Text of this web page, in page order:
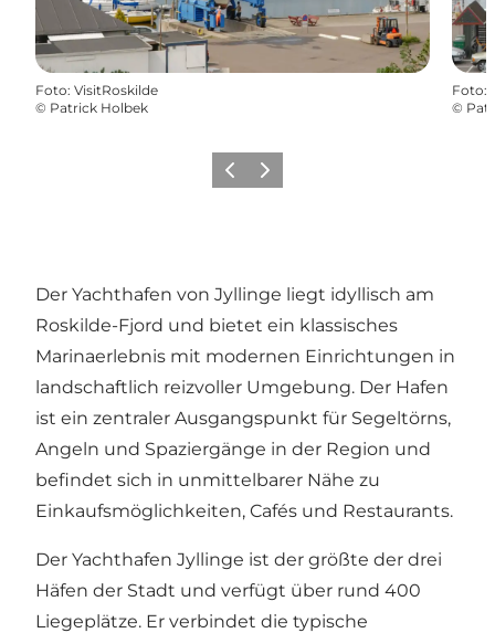
Foto: VisitRoskilde
© Patrick Holbek
Foto:
©
ZurückWeiter
Der Yachthafen von Jyllinge liegt idyllisch am
Roskilde-Fjord und bietet ein klassisches
Marinaerlebnis mit modernen Einrichtungen in
landschaftlich reizvoller Umgebung. Der Hafen
ist ein zentraler Ausgangspunkt für Segeltörns,
Angeln und Spaziergänge in der Region und
befindet sich in unmittelbarer Nähe zu
Einkaufsmöglichkeiten, Cafés und Restaurants.
Der Yachthafen Jyllinge ist der größte der drei
Häfen der Stadt und verfügt über rund 400
Liegeplätze. Er verbindet die typische